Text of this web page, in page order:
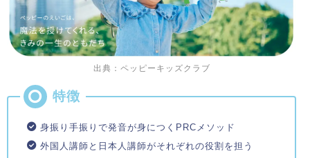
出典：ペッピーキッズクラブ
身振り手振りで発音が身につくPRCメソッド
外国人講師と日本人講師がそれぞれの役割を担う